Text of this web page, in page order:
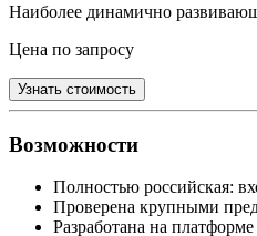
Наиболее динамично
Цена по запросу
Узнать стоимость
Возможности
Полностью российская:
Проверена крупными
Разработана на